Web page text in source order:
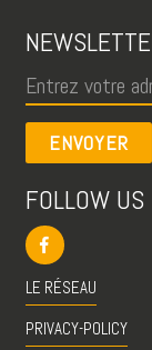
ENVOYER
FOLLOW US
LE RÉSEAU
PRIVACY-POLICY